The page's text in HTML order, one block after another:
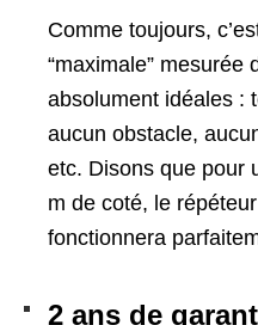
Comme toujours,
“maximale” mesurée
absolument idéales :
aucun obstacle,
etc. Disons que pour
m de coté, le
fonctionnera
2 ans de